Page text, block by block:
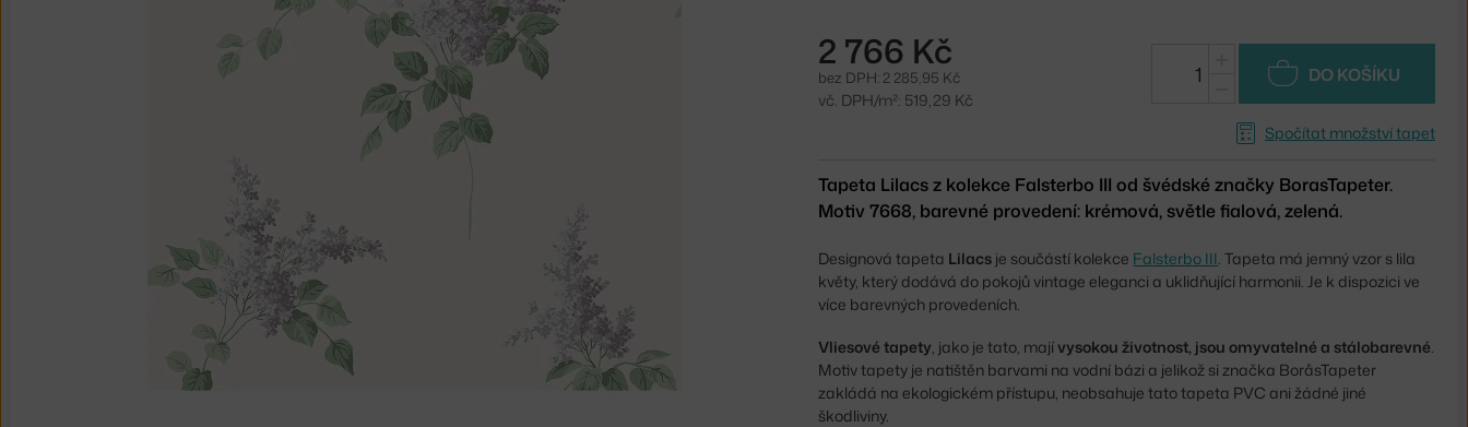
2 766 Kč
bez DPH: 2 285,95 Kč
vč. DPH/m²: 519,29 Kč
DO KOŠÍKU
Spočítat množství tapet
Tapeta Lilacs z kolekce Falsterbo III od švédské značky BorasTapeter.
Motiv 7668, barevné provedení: krémová, světle fialová, zelená.
Designová tapeta Lilacs je součástí kolekce Falsterbo III . Tapeta má jemný vzor s lila
květy, který dodává do pokojů vintage eleganci a uklidňující harmonii. Je k dispozici ve
více barevných provedeních.
Vliesové tapety, jako je tato, majívysokou životnost, jsou omyvatelné a stálobarevné.
Motiv tapety je natištěn barvami na vodní bázi a jelikož si značka BoråsTapeter
zakládá na ekologickém přístupu, neobsahuje tato tapeta PVC ani žádné jiné
škodliviny.